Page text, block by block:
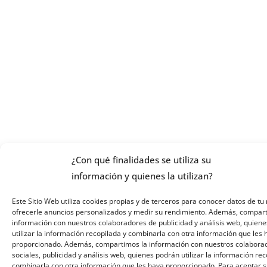
¿Con qué finalidades se utiliza su
información y quienes la utilizan?
Este Sitio Web utiliza cookies propias y de terceros para conocer datos de tu
ofrecerle anuncios personalizados y medir su rendimiento. Además,
información con nuestros colaboradores de publicidad y análisis web,
utilizar la información recopilada y combinarla con otra información que les
proporcionado. Además, compartimos la información con nuestros
sociales, publicidad y análisis web, quienes podrán utilizar la información